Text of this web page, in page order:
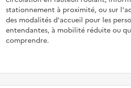
stationnement à proximité, ou sur
des modalités d'accueil pour les
entendantes, à mobilité réduite ou
comprendre.